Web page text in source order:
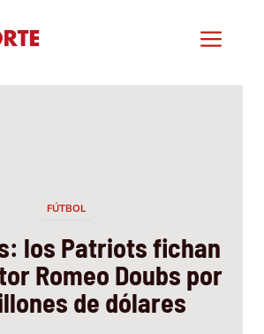
FÚTBOL
los Patriots fichan
Romeo Doubs por
de dólares